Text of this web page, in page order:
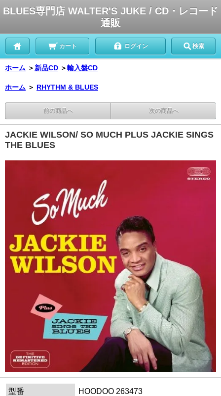
BLUES専門店 WALTER'S JUKE / CD・レコード
通販
カート ログイン 検索
ホーム ＞ 新品CD ＞輸入盤CD
ホーム ＞ RHYTHM & BLUES
前の商品へ 次の商品へ
JACKIE WILSON/ SO MUCH PLUS JACKIE SINGS
THE BLUES
型番
HOODOO 263473